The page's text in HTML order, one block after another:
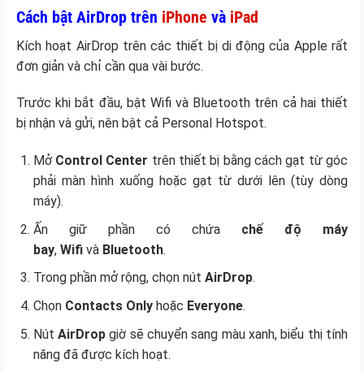
Cách bật AirDrop trên iPhone và iPad
Kích hoạt AirDrop trên các thiết bị di động của Apple rất
đơn giản và chỉ cần qua vài bước.
Trước khi bắt đầu, bật Wifi và Bluetooth trên cả hai thiết
bị nhận và gửi, nên bật cả Personal Hotspot.
Mở Control Center trên thiết bị bằng cách gạt từ góc
phải màn hình xuống hoặc gạt từ dưới lên (tùy dòng
máy).
Ấn giữ phần có chứa chế độ máy
bay, Wifivà Bluetooth.
Trong phần mở rộng, chọn nút AirDrop.
Chọn Contacts Onlyhoặc Everyone.
NútAirDrop giờ sẽ chuyển sang màu xanh, biểu thị tính
năng đã được kích hoạt.